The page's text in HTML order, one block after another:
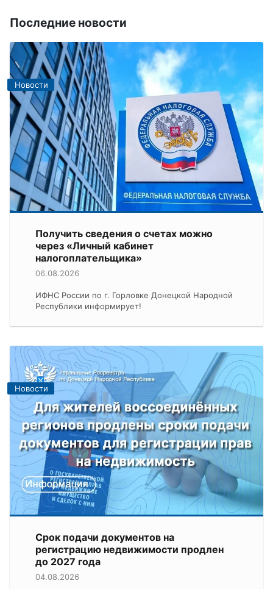
Последние новости
Новости
Получить сведения о счетах можно
через «Личный кабинет
налогоплательщика»
06.08.2026
ИФНС России по г. Горловке Донецкой Народной
Республики информирует!
Новости
Срок подачи документов на
регистрацию недвижимости продлен
до 2027 года
04.08.2026